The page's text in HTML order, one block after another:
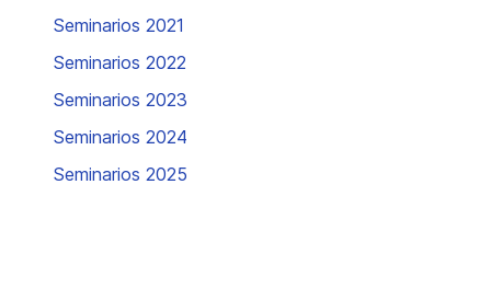
Seminarios 2021
Seminarios 2022
Seminarios 2023
Seminarios 2024
Seminarios 2025